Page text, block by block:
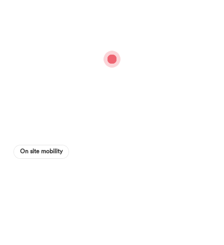
On site mobility